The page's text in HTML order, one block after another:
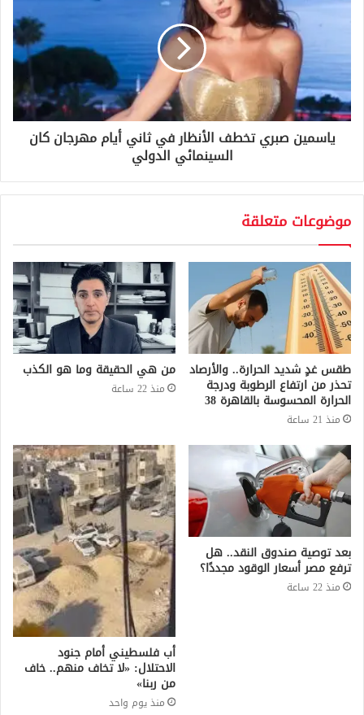
ياسمين صبري تخطف الأنظار في ثاني أيام مهرجان كان
السينمائي الدولي
موضوعات متعلقة
طقس غدٍ شديد الحرارة.. والأرصاد
تحذر من ارتفاع الرطوبة ودرجة
الحرارة المحسوسة بالقاهرة 38
منذ 21 ساعة
من هي الحقيقة وما هو الكذب
منذ 22 ساعة
بعد توصية صندوق النقد.. هل
ترفع مصر أسعار الوقود مجددًا؟
منذ 22 ساعة
أب فلسطيني أمام جنود
الاحتلال: «لا تخاف منهم.. خاف
من ربنا»
منذ يوم واحد